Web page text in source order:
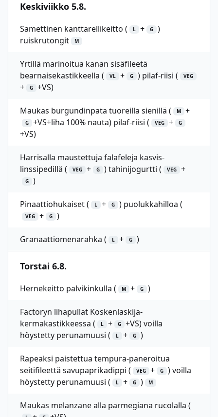
Keskiviikko 5.8.
Samettinen kanttarellikeitto ( L + G
)
ruiskrutongit
M
Yrtillä marinoitua kanan sisäfileetä
bearnaisekastikkeella (
VL + G ) pilaf-riisi ( VEG
+ G +VS)
Maukas burgundinpata tuoreilla sienillä ( M +
G +VS+liha 100% nauta) pilaf-riisi ( VEG + G
+VS)
Harrisalla maustettuja falafeleja kasvis-
linssipedillä (
VEG + G ) tahinijogurtti ( VEG +
G )
Pinaattiohukaiset ( L + G ) puolukkahilloa (
VEG + G )
Granaattiomenarahka ( L + G )
Torstai 6.8.
Hernekeitto palvikinkulla ( M + G )
Factoryn lihapullat Koskenlaskija-
kermakastikkeessa (
L + G
+VS) voilla
höystetty perunamuusi (
L + G )
Rapeaksi paistettua tempura-paneroitua
seitifileettä savupaprikadippi (
VEG + G
) voilla
höystetty perunamuusi (
L + G ) M
Maukas melanzane alla parmegiana rucolalla (